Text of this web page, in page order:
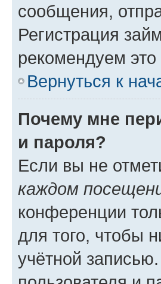
сообщения,
Регистрация
рекомендуем это
Вернуться к
Почему мне
и пароля?
Если вы не
каждом
конференции
для того, чтобы
учётной